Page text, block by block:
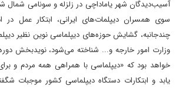
سوی همسران دیپلمات‌های ایرانی، ابتکار عمل در
چندجانبه، گشایش حوزه‌های دیپلماسی نوین نظیر
وزارت امور خارجه و... شناخته می‌شود، نویدبخش
خواهد بود که «دیپلماسی با همراهی همه مردم و
یابد و ابتکارات دستگاه دیپلماسی کشور موجبات